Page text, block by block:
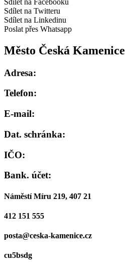
Sdílet na Twitteru
Sdílet na Linkedinu
Poslat přes Whatsapp
Město Česká Kamenice
Adresa:
Telefon:
E-mail:
Dat. schránka:
IČO:
Bank. účet:
Náměstí Míru 219, 407 21
412 151 555
posta@ceska-kamenice.cz
cu5bsdg